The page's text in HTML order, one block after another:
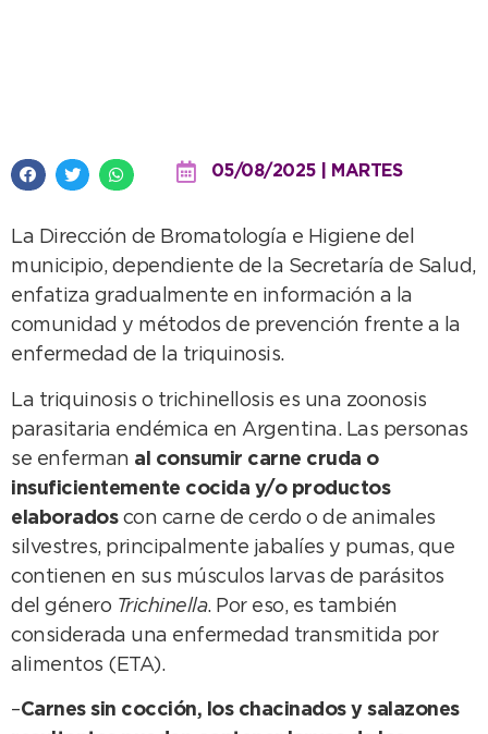
05/08/2025 | MARTES
La Dirección de Bromatología e Higiene del
municipio, dependiente de la Secretaría de Salud,
enfatiza gradualmente en información a la
comunidad y métodos de prevención frente a la
enfermedad de la triquinosis.
La triquinosis o trichinellosis es una zoonosis
parasitaria endémica en Argentina. Las personas
se enferman al consumir carne cruda o
insuficientemente cocida y/o productos
elaboradoscon carne de cerdo o de animales
silvestres, principalmente jabalíes y pumas, que
contienen en sus músculos larvas de parásitos
del género Trichinella. Por eso, es también
considerada una enfermedad transmitida por
alimentos (ETA).
–Carnes sin cocción, los chacinados y salazones